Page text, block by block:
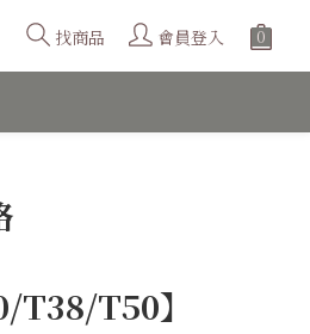
找商品 會員登入
T50】